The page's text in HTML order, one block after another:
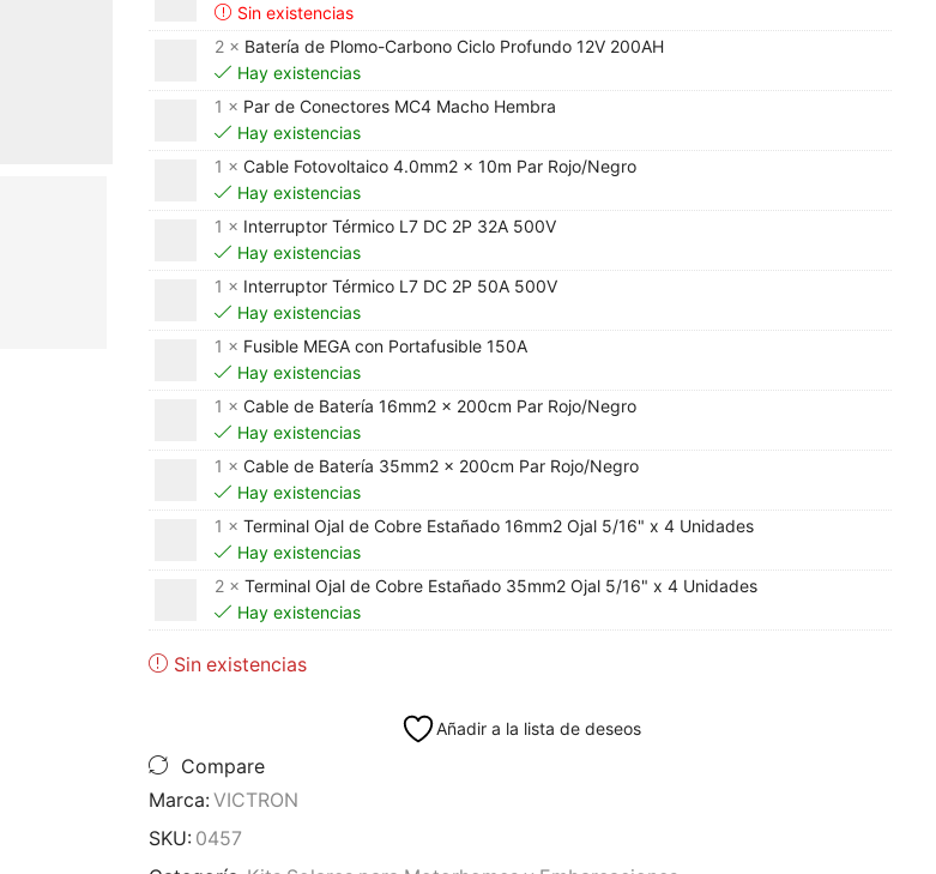
Sin existencias
2 × Batería de Plomo-Carbono Ciclo Profundo 12V 200AH
Hay existencias
1 × Par de Conectores MC4 Macho Hembra
Hay existencias
1 × Cable Fotovoltaico 4.0mm2 x 10m Par Rojo/Negro
Hay existencias
1 × Interruptor Térmico L7 DC 2P 32A 500V
Hay existencias
1 × Interruptor Térmico L7 DC 2P 50A 500V
Hay existencias
1 × Fusible MEGA con Portafusible 150A
Hay existencias
1 × Cable de Batería 16mm2 x 200cm Par Rojo/Negro
Hay existencias
1 × Cable de Batería 35mm2 x 200cm Par Rojo/Negro
Hay existencias
1 × Terminal Ojal de Cobre Estañado 16mm2 Ojal 5/16" x 4 Unidades
Hay existencias
2 × Terminal Ojal de Cobre Estañado 35mm2 Ojal 5/16" x 4 Unidades
Hay existencias
Sin existencias
Añadir a la lista de deseos
Compare
Marca: VICTRON
SKU: 0457